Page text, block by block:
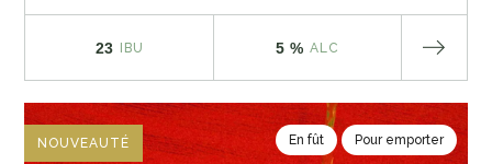
23 IBU 5 % ALC
NOUVEAUTÉ En fût Pour emporter